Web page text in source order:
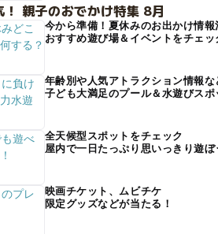
！ 親子のおでかけ特集 8月
今から準備！夏休みのお出かけ情報
おすすめ遊び場＆イベントをチェッ
年齢別や人気アトラクション情報な
子ども大満足のプール＆水遊びスポ
全天候型スポットをチェック
屋内で一日たっぷり思いっきり遊ぼ
映画チケット、ムビチケ
限定グッズなどが当たる！